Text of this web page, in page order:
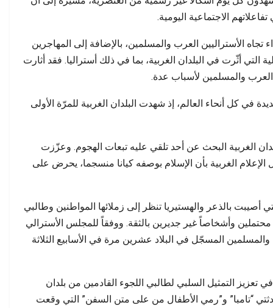
الاجتماعية اليومية.
تجاه الأستراليين العرب والمسلمين، بالإضافة إلى المهاجرين
التي أثّرت في البلدان الغربية، بما في ذلك أستراليا. فقد أثارت
في كل أنحاء العالم، إذ شهدت البلدان الغربية للمرّة الأولى
الغربية البحث عن أحد تلقي عليه تبعات الهجوم. وعزّزت
الإعلام الغربية بأن الإسلام بوصفه كيانا منسجما، يحرض على
أصيبت بالذعر والهستيريا تنظر إلى زملائها المواطنين وطالبي
محتملين وأشخاصاً غير جديرين بالثقة. ووفقاً للمجلس الأسترالي
المسجّل في البلاد عشرين مرة في الأسابيع الثلاثة
تعزيز التمثيل السلبي لطالبي اللجوء القادمين من بلدان
“تامبا” و”رمي الأطفال من على متن السفن” التي وقعت